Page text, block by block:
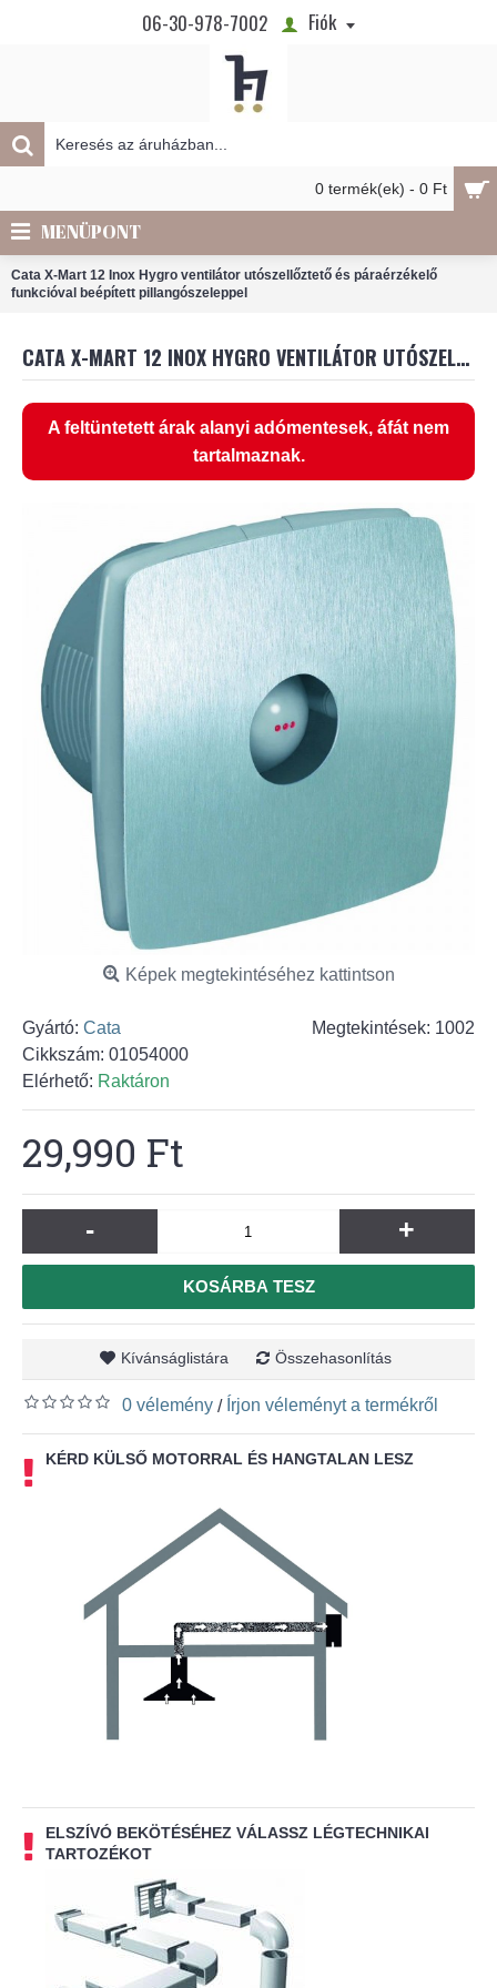
06-30-978-7002 Fiók
0 termék(ek) - 0 Ft
MENÜPONT
Cata X-Mart 12 Inox Hygro ventilátor utószellőztető és páraérzékelő
funkcióval beépített pillangószeleppel
CATA X-MART 12 INOX HYGRO VENTILÁTOR UTÓSZELLŐZTETŐ ÉS PÁRAÉRZÉKELŐ FUNKCIÓVAL BEÉPÍTETT PILLANGÓSZELEPPEL
A feltüntetett árak alanyi adómentesek, áfát nem
tartalmaznak.
Képek megtekintéséhez kattintson
Megtekintések: 1002
Gyártó: Cata
Cikkszám: 01054000
Elérhető: Raktáron
29,990 Ft
- +
KOSÁRBA TESZ
Kívánságlistára Összehasonlítás
0 vélemény / Írjon véleményt a termékről
KÉRD KÜLSŐ MOTORRAL ÉS HANGTALAN LESZ
ELSZÍVÓ BEKÖTÉSÉHEZ VÁLASSZ LÉGTECHNIKAI
TARTOZÉKOT